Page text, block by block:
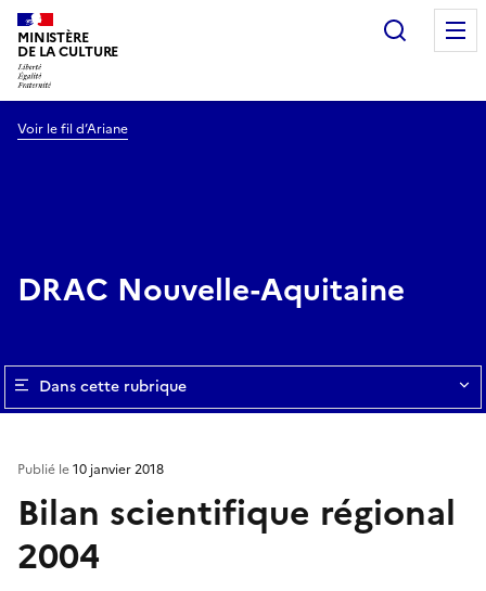
MINISTÈRE
DE LA CULTURE
Voir le fil d’Ariane
DRAC Nouvelle-Aquitaine
Dans cette rubrique
Bilan scientifique régional
2004
Publié le10 janvier 2018